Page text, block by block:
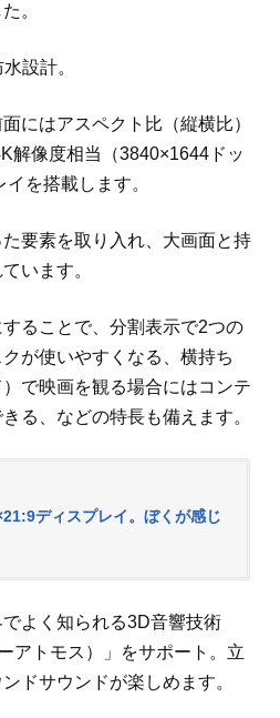
。
設計。
にはアスペクト比（縦横比）
解像度相当（3840×1644ドッ
を搭載します。
要素を取り入れ、大画面と持
います。
ることで、分割表示で2つの
が使いやすくなる、横持ち
）で映画を観る場合にはコンテ
る、などの特長も備えます。
ディスプレイ。ぼくが感じ
よく知られる3D音響技術
アトモス）」をサポート。立
ドサウンドが楽しめます。